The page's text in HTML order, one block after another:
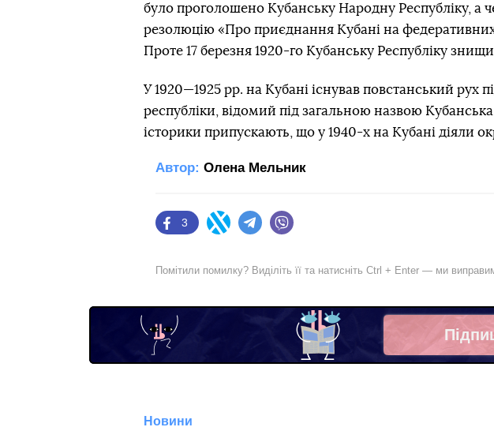
було проголошено Кубанську Народну Республіку, а
резолюцію «Про приєднання Кубані на
Проте 17 березня 1920-го Кубанську Республіку
У 1920—1925 рр. на Кубані існував повстанський рух
республіки, відомий під загальною назвою
історики припускають, що у 1940-х на Кубані діяли
Автор: Олена Мельник
Facebook
3
Twitter Telegram
Помітили помилку? Виділіть її та натисніть Ctrl + Enter — ми
Новини